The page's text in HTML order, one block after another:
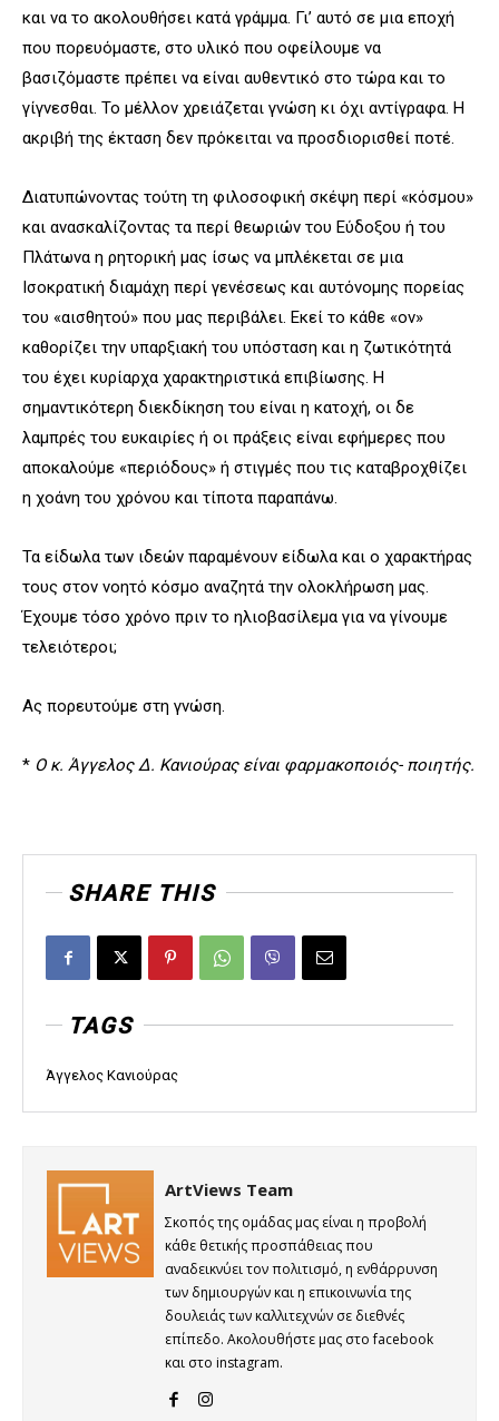
και να το ακολουθήσει κατά γράμμα. Γι’ αυτό σε μια εποχή
που πορευόμαστε, στο υλικό που οφείλουμε να
βασιζόμαστε πρέπει να είναι αυθεντικό στο τώρα και το
γίγνεσθαι. Το μέλλον χρειάζεται γνώση κι όχι αντίγραφα. Η
ακριβή της έκταση δεν πρόκειται να προσδιορισθεί ποτέ.
Διατυπώνοντας τούτη τη φιλοσοφική σκέψη περί «κόσμου»
και ανασκαλίζοντας τα περί θεωριών του Εύδοξου ή του
Πλάτωνα η ρητορική μας ίσως να μπλέκεται σε μια
Ισοκρατική διαμάχη περί γενέσεως και αυτόνομης πορείας
του «αισθητού» που μας περιβάλει. Εκεί το κάθε «ον»
καθορίζει την υπαρξιακή του υπόσταση και η ζωτικότητά
του έχει κυρίαρχα χαρακτηριστικά επιβίωσης. Η
σημαντικότερη διεκδίκηση του είναι η κατοχή, οι δε
λαμπρές του ευκαιρίες ή οι πράξεις είναι εφήμερες που
αποκαλούμε «περιόδους» ή στιγμές που τις καταβροχθίζει
η χοάνη του χρόνου και τίποτα παραπάνω.
Τα είδωλα των ιδεών παραμένουν είδωλα και ο χαρακτήρας
τους στον νοητό κόσμο αναζητά την ολοκλήρωση μας.
Έχουμε τόσο χρόνο πριν το ηλιοβασίλεμα για να γίνουμε
τελειότεροι;
Ας πορευτούμε στη γνώση.
* O κ. Άγγελος Δ. Κανιούρας είναι φαρμακοποιός- ποιητής.
SHARE THIS
TAGS
Άγγελος Κανιούρας
ArtViews Team
Σκοπός της ομάδας μας είναι η προβολή
κάθε θετικής προσπάθειας που
αναδεικνύει τον πολιτισμό, η ενθάρρυνση
των δημιουργών και η επικοινωνία της
δουλειάς των καλλιτεχνών σε διεθνές
επίπεδο. Ακολουθήστε μας στο facebook
και στο instagram.